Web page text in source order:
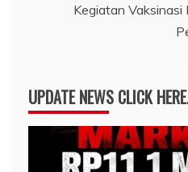
Kegiatan Vaksinasi
UPDATE NEWS CLICK